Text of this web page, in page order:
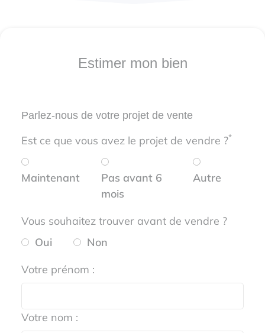
Estimer mon bien
Parlez-nous de votre projet de vente
Est ce que vous avez le projet de vendre ?*
Maintenant
Pas avant 6
mois
Autre
Vous souhaitez trouver avant de vendre ?
Oui
Non
Votre prénom :
Votre nom :